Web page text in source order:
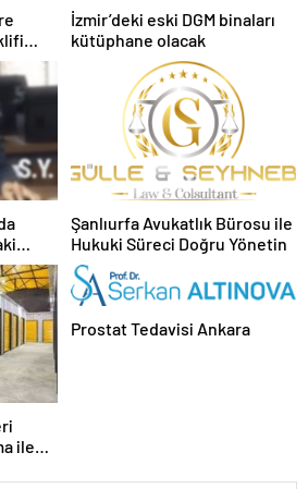
İzmir’deki eski DGM binaları
kütüphane olacak
Şanlıurfa Avukatlık Bürosu ile
Hukuki Süreci Doğru Yönetin
ile
Prostat Tedavisi Ankara